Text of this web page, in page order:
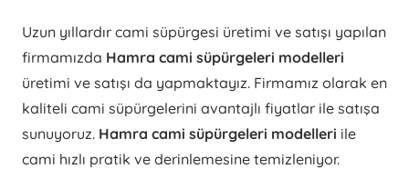
Uzun yıllardır cami süpürgesi üretimi ve satışı yapılan
firmamızda Hamra cami süpürgeleri modelleri
üretimi ve satışı da yapmaktayız. Firmamız olarak en
kaliteli cami süpürgelerini avantajlı fiyatlar ile satışa
sunuyoruz. Hamra cami süpürgeleri modelleri ile
cami hızlı pratik ve derinlemesine temizleniyor.